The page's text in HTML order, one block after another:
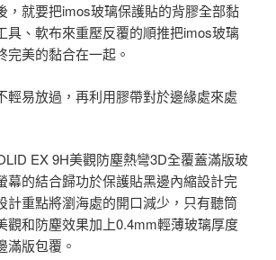
，就要把imos玻璃保護貼的背膠全部黏
具、軟布來重壓反覆的順推把imos玻璃
完美的黏合在一起。
輕易放過，再利用膠帶對於邊緣處來處
EX 9H美觀防塵熱彎3D全覆蓋滿版玻
幕的結合歸功於保護貼黑邊內縮設計完
計重點將瀏海處的開口減少，只有聽筒
觀和防塵效果加上0.4mm輕薄玻璃厚度
滿版包覆。